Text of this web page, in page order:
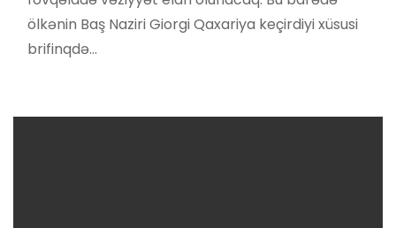
ölkənin Baş Naziri Giorgi Qaxariya keçirdiyi xüsusi
brifinqdə…